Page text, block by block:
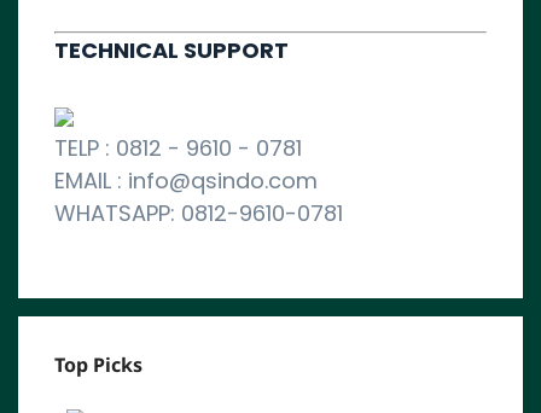
TECHNICAL SUPPORT
TELP : 0812 - 9610 - 0781
EMAIL : info@qsindo.com
WHATSAPP: 0812-9610-0781
Top Picks